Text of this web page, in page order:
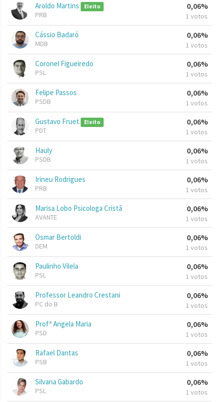
Aroldo Martins Eleito
PRB
0,06%
1 votos
Cássio Badaró
MDB
0,06%
1 votos
Coronel Figueiredo
PSL
0,06%
1 votos
Felipe Passos
PSDB
0,06%
1 votos
Gustavo Fruet Eleito
PDT
0,06%
1 votos
Hauly
PSDB
0,06%
1 votos
Irineu Rodrigues
PRB
0,06%
1 votos
Marisa Lobo Psicologa Cristã
AVANTE
0,06%
1 votos
Osmar Bertoldi
DEM
0,06%
1 votos
Paulinho Vilela
PSL
0,06%
1 votos
Professor Leandro Crestani
PC do B
0,06%
1 votos
Profª Angela Maria
PSD
0,06%
1 votos
Rafael Dantas
PSB
0,06%
1 votos
Silvana Gabardo
PSL
0,06%
1 votos